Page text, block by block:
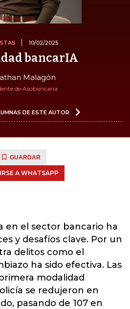
10/02/2025
bancarIA
Malagón
de Asobancaria
DE ESTE AUTOR
GUARDAR
A WHATSAPP
en el sector bancario ha
y desafíos clave. Por un
delitos como el
ha sido efectiva. Las
modalidad
se redujeron en
pasando de 107 en